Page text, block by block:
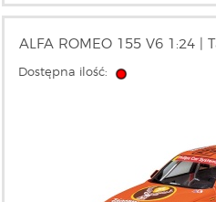
ALFA ROMEO 155 V6 1:24 |
Dostępna ilość: